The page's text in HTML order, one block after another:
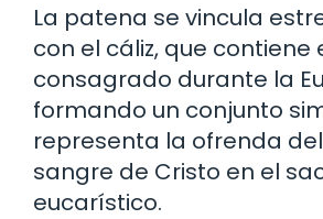
La patena se vincula
con el cáliz, que contiene
consagrado durante la
formando un conjunto
representa la ofrenda
sangre de Cristo en el
eucarístico.